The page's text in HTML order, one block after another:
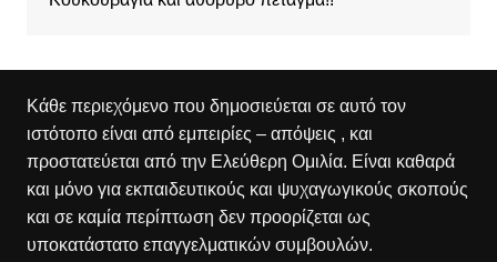
Κάθε περιεχόμενο που δημοσιεύεται σε αυτό τον
ιστότοπο είναι από εμπειρίες – απόψεις , και
προστατεύεται από την Ελεύθερη Ομιλία. Είναι καθαρά
και μόνο για εκπαιδευτικούς και ψυχαγωγικούς σκοπούς
και σε καμία περίπτωση δεν προορίζεται ως
υποκατάστατο επαγγελματικών συμβουλών.